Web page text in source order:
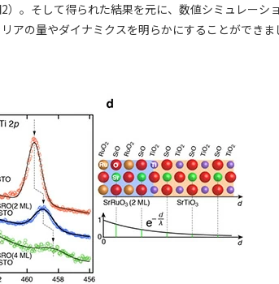
。そして得られた結果を元に、数値シミュレーシ
アの量やダイナミクスを明らかにすることができま